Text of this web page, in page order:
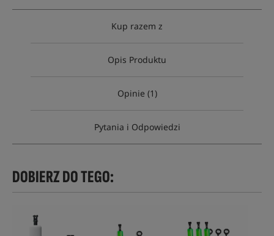
Kup razem z
Opis Produktu
Opinie (1)
Pytania i Odpowiedzi
DOBIERZ DO TEGO: